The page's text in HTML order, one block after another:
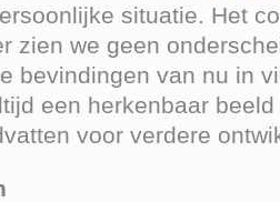
situatie. Het
zien we geen
bevindingen van nu in
een herkenbaar
voor verdere